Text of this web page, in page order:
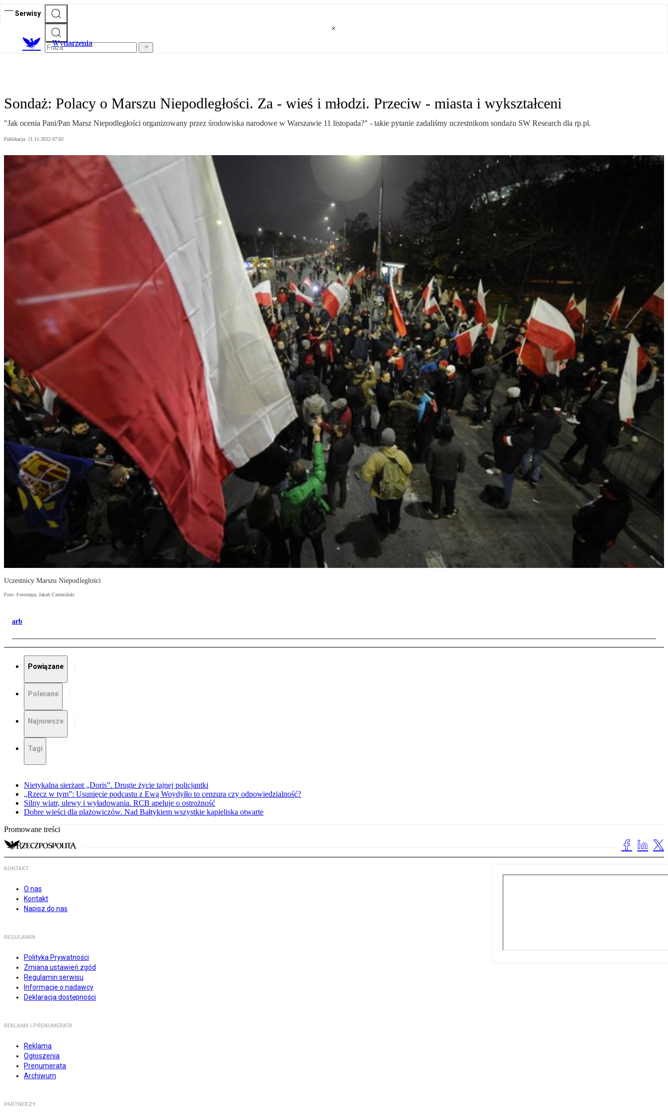
Serwisy
Wydarzenia
Sondaż: Polacy o Marszu Niepodległości. Za - wieś i młodzi. Przeciw - miasta i wykształceni
"Jak ocenia Pani/Pan Marsz Niepodległości organizowany przez środowiska narodowe w Warszawie 11 listopada?" - takie pytanie zadaliśmy uczestnikom sondażu SW Research dla rp.pl.
Publikacja: 11.11.2022 07:02
Uczestnicy Marszu Niepodległości
Foto: Fotorzepa, Jakub Czermiński
arb
Powiązane
Polecane
Najnowsze
Tagi
Nietykalna sierżant „Doris”. Drugie życie tajnej policjantki
„Rzecz w tym”: Usunięcie podcastu z Ewą Woydyłło to cenzura czy odpowiedzialność?
Silny wiatr, ulewy i wyładowania. RCB apeluje o ostrożność
Dobre wieści dla plażowiczów. Nad Bałtykiem wszystkie kąpieliska otwarte
Promowane treści
KONTAKT
O nas
Kontakt
Napisz do nas
REGULAMIN
Polityka Prywatności
Zmiana ustawień zgód
Regulamin serwisu
Informacje o nadawcy
Deklaracja dostępności
REKLAMA I PRENUMERATA
Reklama
Ogłoszenia
Prenumerata
Archiwum
PARTNERZY